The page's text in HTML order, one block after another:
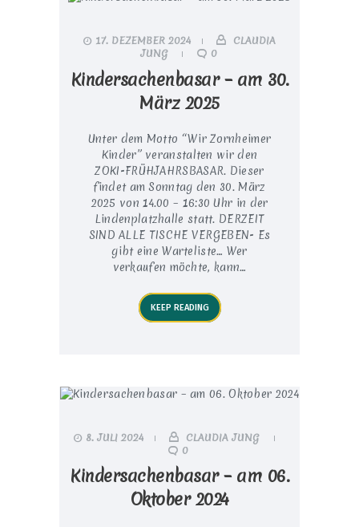
17. DEZEMBER 2024
CLAUDIA
JUNG
0
Kindersachenbasar – am 30.
März 2025
Unter dem Motto “Wir Zornheimer
Kinder” veranstalten wir den
ZOKI-FRÜHJAHRSBASAR. Dieser
findet am Sonntag den 30. März
2025 von 14.00 – 16:30 Uhr in der
Lindenplatzhalle statt. DERZEIT
SIND ALLE TISCHE VERGEBEN- Es
gibt eine Warteliste… Wer
verkaufen möchte, kann…
KEEP READING
8. JULI 2024
CLAUDIA JUNG
0
Kindersachenbasar – am 06.
Oktober 2024